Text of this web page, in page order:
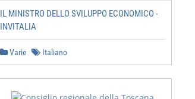
IL MINISTRO DELLO SVILUPPO ECONOMICO -
INVITALIA
Varie Italiano